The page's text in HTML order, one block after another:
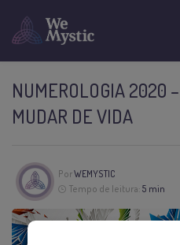
NUMEROLOGIA 2020
MUDAR DE VIDA
PorWEMYSTIC
Tempo de leitura: 5 min